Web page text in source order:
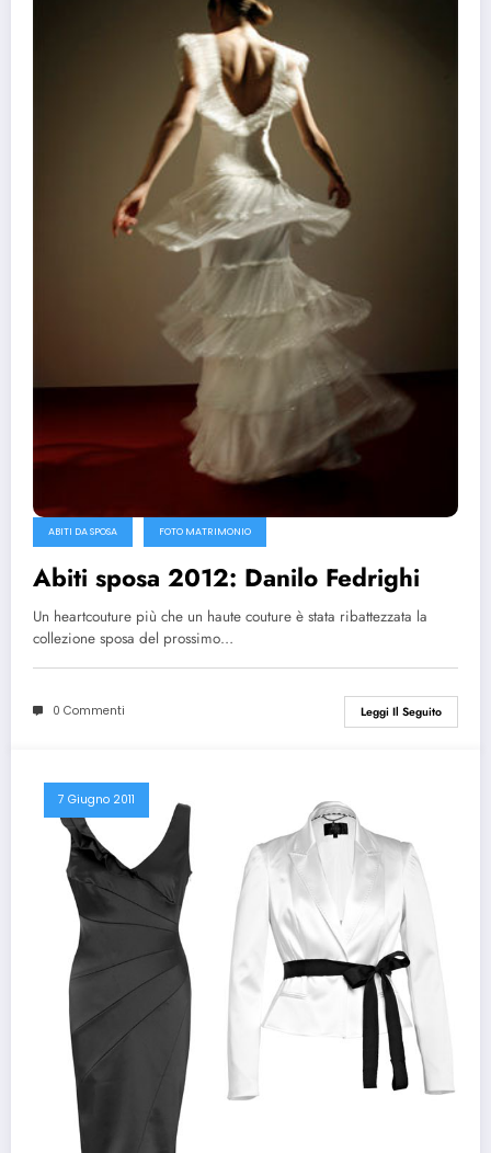
ABITI DA SPOSA FOTO MATRIMONIO
Abiti sposa 2012: Danilo Fedrighi
Un heartcouture più che un haute couture è stata ribattezzata la
collezione sposa del prossimo…
0 Commenti Leggi Il Seguito
7 Giugno 2011